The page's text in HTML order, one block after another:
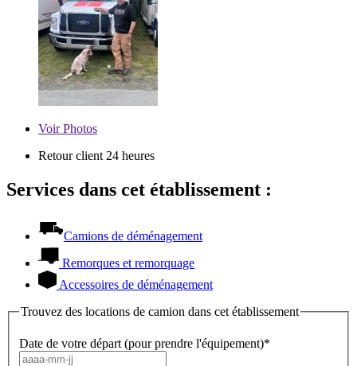
VoirPhotos
Retour client 24 heures
Services dans cet établissement :
Camions de déménagement
Remorques et remorquage
Accessoires de déménagement
Trouvez des locations de camion dans cet établissement
Date de votre départ (pour prendre l'équipement)*